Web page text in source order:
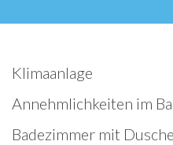
Klimaanlage
Annehmlichkeiten im
Badezimmer mit Dusche